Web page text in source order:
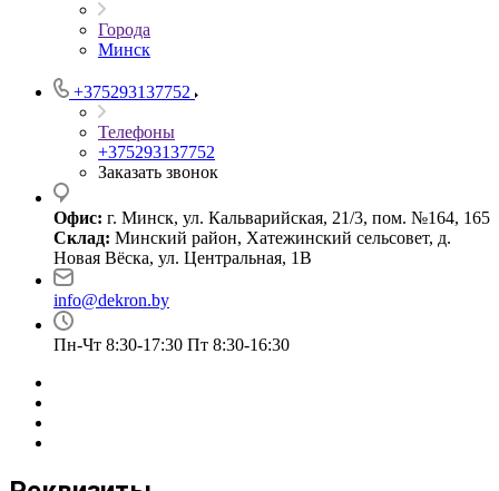
Города
Минск
+375293137752
Телефоны
+375293137752
Заказать звонок
Офис: г. Минск, ул. Кальварийская, 21/3, пом. №164, 165
Склад: Минский район, Хатежинский сельсовет, д.
Новая Вёска, ул. Центральная, 1В
info@dekron.by
Пн-Чт 8:30-17:30 Пт 8:30-16:30